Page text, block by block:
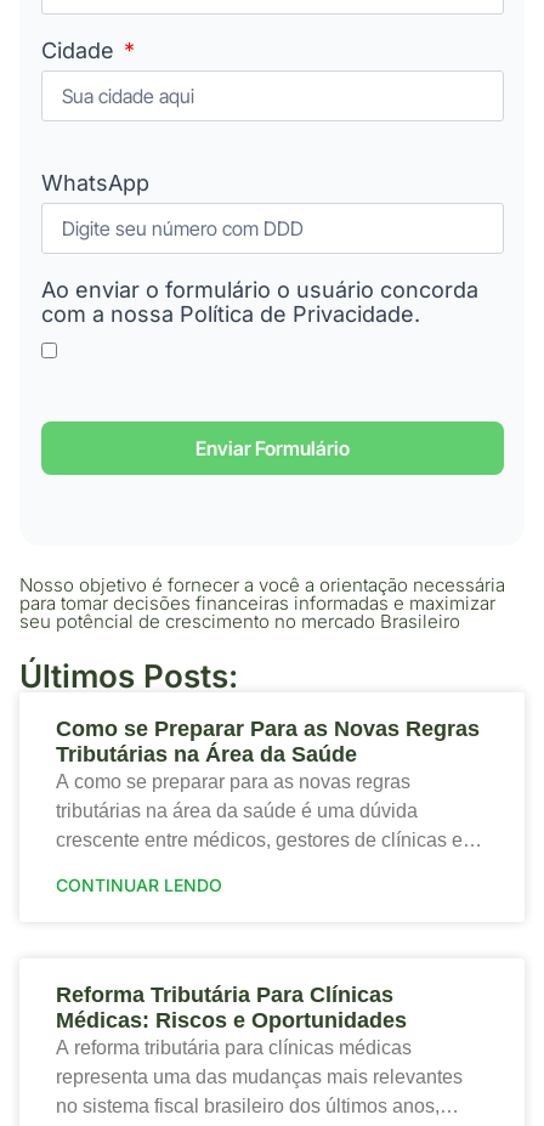
Cidade
WhatsApp
Ao enviar o formulário o usuário concorda
com a nossa Política de Privacidade.
Enviar Formulário
Nosso objetivo é fornecer a você a orientação necessária
para tomar decisões financeiras informadas e maximizar
seu potêncial de crescimento no mercado Brasileiro
Últimos Posts:
Como se Preparar Para as Novas Regras
Tributárias na Área da Saúde
A como se preparar para as novas regras
tributárias na área da saúde é uma dúvida
crescente entre médicos, gestores de clínicas e
financeira
CONTINUAR LENDO
Reforma Tributária Para Clínicas
Médicas: Riscos e Oportunidades
A reforma tributária para clínicas médicas
representa uma das mudanças mais relevantes
no sistema fiscal brasileiro dos últimos anos,